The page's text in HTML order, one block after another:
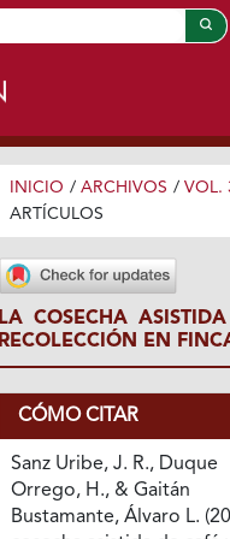
INICIO / ARCHIVOS / VOL.
ARTÍCULOS
LA COSECHA
RECOLECCIÓN EN
CÓMO CITAR
Sanz Uribe, J. R., Duque
Orrego, H., & Gaitán
Bustamante, Álvaro L.